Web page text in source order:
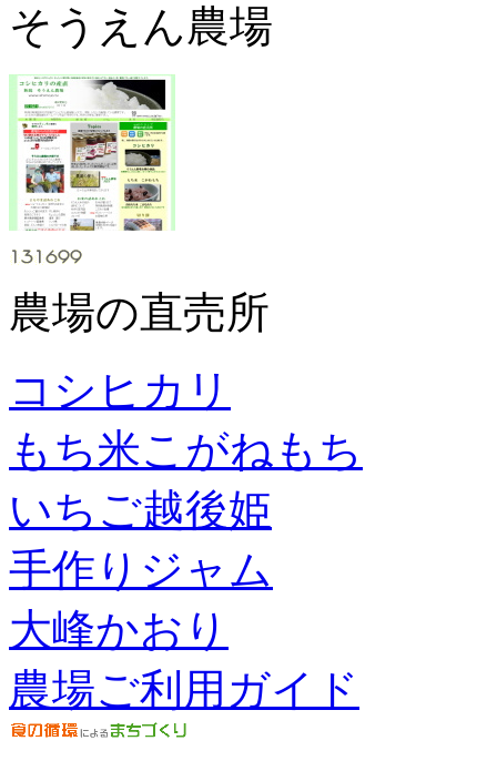
そうえん農場
農場の直売所
コシヒカリ
もち米こがねもち
いちご越後姫
手作りジャム
大峰かおり
農場ご利用ガイド